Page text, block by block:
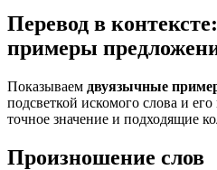
Перевод в
примеры
Показываем двуязычные
подсветкой искомого слова и
точное значение и подходящие
Произношение слов